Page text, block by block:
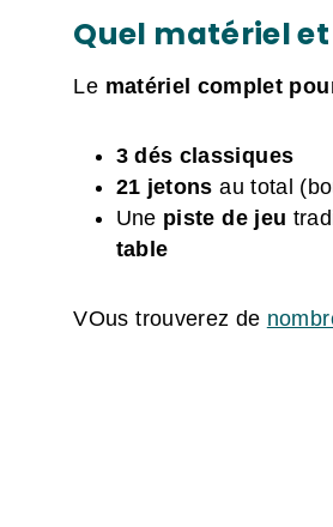
Quel matériel et
Le matériel complet
3 dés classiques
21 jetons au total
Une piste de jeu
table
VOus trouverez de